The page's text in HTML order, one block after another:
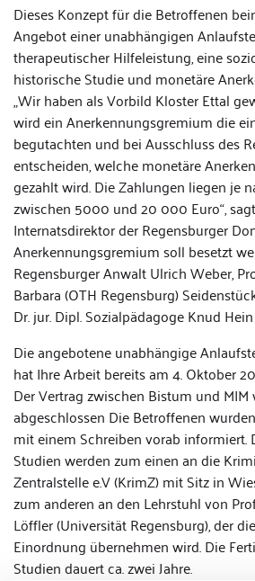
Dieses Konzept für die Betroffenen
Angebot einer unabhängigen
therapeutischer Hilfeleistung, eine
historische Studie und monetäre
„Wir haben als Vorbild Kloster Ettal
wird ein Anerkennungsgremium die
begutachten und bei Ausschluss des
entscheiden, welche monetäre
gezahlt wird. Die Zahlungen liegen je
zwischen 5000 und 20 000 Euro“,
Internatsdirektor der Regensburger
Anerkennungsgremium soll besetzt
Regensburger Anwalt Ulrich Weber,
Barbara (OTH Regensburg)
Dr. jur. Dipl. Sozialpädagoge Knud
Die angebotene unabhängige
hat Ihre Arbeit bereits am 4. Oktober
Der Vertrag zwischen Bistum und
abgeschlossen Die Betroffenen
mit einem Schreiben vorab informiert.
Studien werden zum einen an die
Zentralstelle e.V (KrimZ) mit Sitz in
zum anderen an den Lehrstuhl von
Löffler (Universität Regensburg), der
Einordnung übernehmen wird. Die
Studien dauert ca. zwei Jahre.